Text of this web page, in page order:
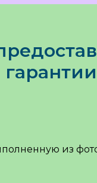
гарантии
из